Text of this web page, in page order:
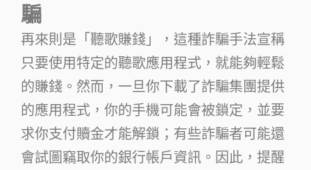
騙
再來則是「聽歌賺錢」，這種詐騙手法宣稱
只要使用特定的聽歌應用程式，就能夠輕鬆
的賺錢。然而，一旦你下載了詐騙集團提供
的應用程式，你的手機可能會被鎖定，並要
求你支付贖金才能解鎖；有些詐騙者可能還
會試圖竊取你的銀行帳戶資訊。因此，提醒